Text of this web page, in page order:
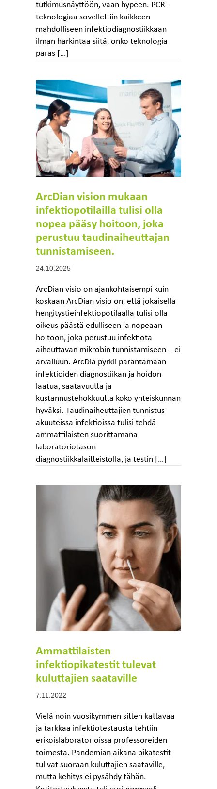
tutkimusnäyttöön, vaan hypeen. PCR-
teknologiaa sovellettiin kaikkeen
mahdolliseen infektiodiagnostiikkaan
ilman harkintaa siitä, onko teknologia
paras […]
ArcDian vision mukaan
infektiopotilailla tulisi olla
nopea pääsy hoitoon, joka
perustuu taudinaiheuttajan
tunnistamiseen.
24.10.2025
ArcDian visio on ajankohtaisempi kuin
koskaan ArcDian visio on, että jokaisella
hengitystieinfektiopotilaalla tulisi olla
oikeus päästä edulliseen ja nopeaan
hoitoon, joka perustuu infektiota
aiheuttavan mikrobin tunnistamiseen – ei
arvailuun. ArcDia pyrkii parantamaan
infektioiden diagnostiikan ja hoidon
laatua, saatavuutta ja
kustannustehokkuutta koko yhteiskunnan
hyväksi. Taudinaiheuttajien tunnistus
akuuteissa infektioissa tulisi tehdä
ammattilaisten suorittamana
laboratoriotason
diagnostiikkalaitteistolla, ja testin […]
Ammattilaisten
infektiopikatestit tulevat
kuluttajien saataville
7.11.2022
Vielä noin vuosikymmen sitten kattavaa
ja tarkkaa infektiotestausta tehtiin
erikoislaboratorioissa professoreiden
toimesta. Pandemian aikana pikatestit
tulivat suoraan kuluttajien saataville,
mutta kehitys ei pysähdy tähän.